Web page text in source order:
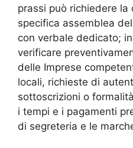
prassi può richiedere la
specifica assemblea
con verbale dedicato;
verificare
delle Imprese
locali, richieste di
sottoscrizioni o
i tempi e i pagamenti
di segreteria e le